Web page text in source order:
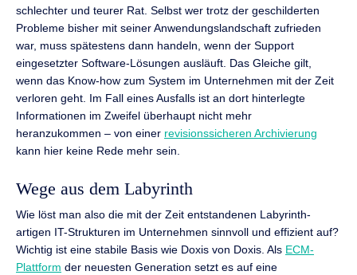
schlechter und teurer Rat. Selbst wer trotz der geschilderten
Probleme bisher mit seiner Anwendungslandschaft zufrieden
war, muss spätestens dann handeln, wenn der Support
eingesetzter Software-Lösungen ausläuft. Das Gleiche gilt,
wenn das Know-how zum System im Unternehmen mit der Zeit
verloren geht. Im Fall eines Ausfalls ist an dort hinterlegte
Informationen im Zweifel überhaupt nicht mehr
heranzukommen – von einer revisionssicheren Archivierung
kann hier keine Rede mehr sein.
Wege aus dem Labyrinth
Wie löst man also die mit der Zeit entstandenen Labyrinth-
artigen IT-Strukturen im Unternehmen sinnvoll und effizient auf?
Wichtig ist eine stabile Basis wie Doxis von Doxis. Als ECM-
Plattform der neuesten Generation setzt es auf eine